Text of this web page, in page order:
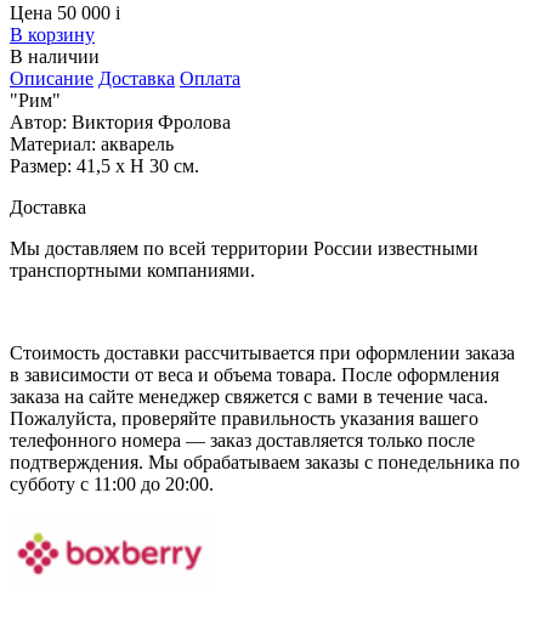
Цена 50 000 i
В корзину
В наличии
Описание Доставка Оплата
"Рим"
Автор: Виктория Фролова
Материал: акварель
Размер: 41,5 х H 30 см.
Доставка
Мы доставляем по всей территории России известными
транспортными компаниями.
Стоимость доставки рассчитывается при оформлении заказа
в зависимости от веса и объема товара. После оформления
заказа на сайте менеджер свяжется с вами в течение часа.
Пожалуйста, проверяйте правильность указания вашего
телефонного номера — заказ доставляется только после
подтверждения. Мы обрабатываем заказы с понедельника по
субботу с 11:00 до 20:00.